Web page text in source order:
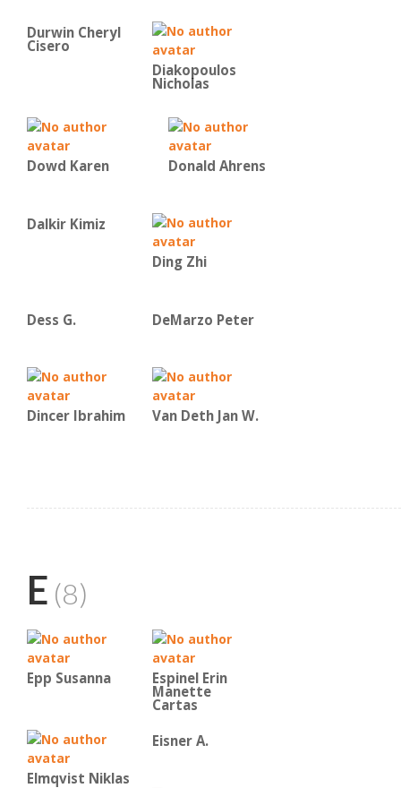
Durwin Cheryl
Cisero
Diakopoulos
Nicholas
Dowd Karen Donald Ahrens
Dalkir Kimiz
Ding Zhi
Dess G. DeMarzo Peter
Dincer Ibrahim Van Deth Jan W.
E (8)
Epp Susanna Espinel Erin
Manette
Cartas
Elmqvist Niklas
Eisner A.